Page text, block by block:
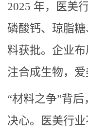
2025 年，医美
磷酸钙、琼脂
料获批。企业
注合成生物，
“材料之争”背
决心。医美行